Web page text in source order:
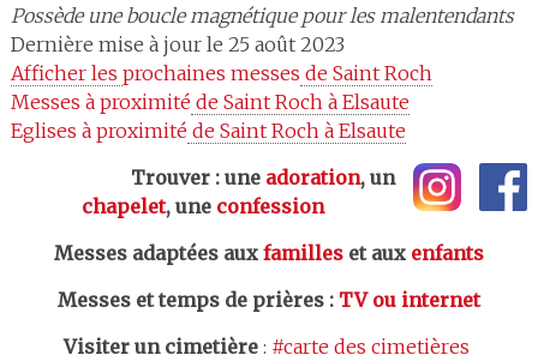
Possède une boucle magnétique pour les malentendants
Dernière mise à jour le 25 août 2023
Afficher les prochaines messes de Saint Roch
Messes à proximité de Saint Roch à Elsaute
Eglises à proximité de Saint Roch à Elsaute
Trouver : une adoration, un
chapelet, une confession
Messes adaptées aux familleset aux enfants
Messes et temps de prières: TV ou internet
Visiter un cimetière: #carte des cimetières